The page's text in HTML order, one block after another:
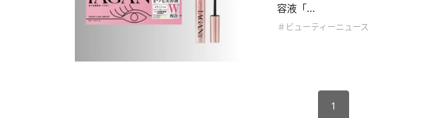
容液「...
＃ビューティーニュース
1